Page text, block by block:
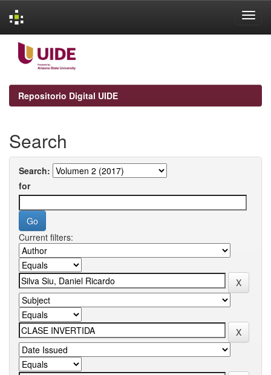
navigation
Repositorio Digital UIDE
Search
Search:
for
Current filters: